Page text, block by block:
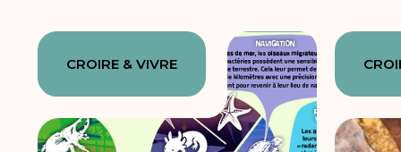
CROIRE & VIVRE